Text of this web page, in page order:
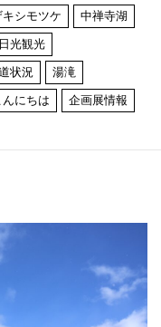
キシモツケ 中禅寺湖
光観光
状況 湯滝
にちは 企画展情報